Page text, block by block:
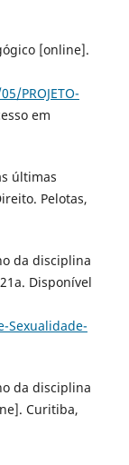
[online].
PROJETO-
em
últimas
Pelotas,
da disciplina
Disponível
Sexualidade-
da disciplina
Curitiba,